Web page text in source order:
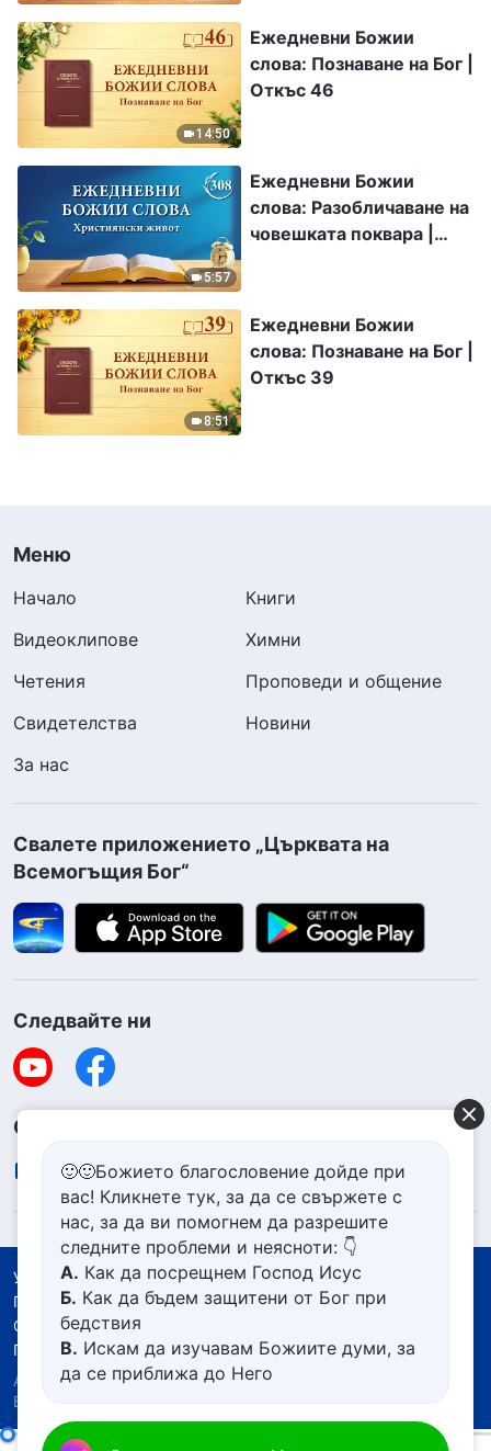
14:50
Ежедневни Божии
слова: Познаване на Бог |
Откъс 46
5:57
Ежедневни Божии
слова: Разобличаване на
човешката поквара |
8:51
Ежедневни Божии
слова: Познаване на Бог |
Откъс 39
Меню
Начало
Книги
Видеоклипове
Химни
Четения
Проповеди и общение
Свидетелства
Новини
За нас
Свалете приложението „Църквата на
Всемогъщия Бог“
Следвайте ни
Свържете се с нас
contact.bg@godfootsteps.org
Условия за ползване
Политика за поверителност
Със съдействието на
Политика за бисквитките
Авторско право © 2026 Църквата на Всемогъщия
Бог.
🙂🙂Божието благословение дойде при
вас! Кликнете тук, за да се свържете с
нас, за да ви помогнем да разрешите
следните проблеми и неясноти: 👇
А. Как да посрещнем Господ Исус
Б. Как да бъдем защитени от Бог при
бедствия
В. Искам да изучавам Божиите думи, за
да се приближа до Него
живот